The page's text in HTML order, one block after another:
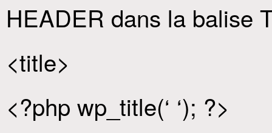
HEADER dans la balise
<title>
<?php wp_title(‘ ‘); ?>